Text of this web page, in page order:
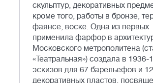
скульптур, декоративных
кроме того, работы в бронзе,
фаянсе, воске. Одна из первых
применила фарфор в
Московского метрополитена
«Театральная») создала в 1936-
эскизов для 67 барельефов и
декоративных пластов,